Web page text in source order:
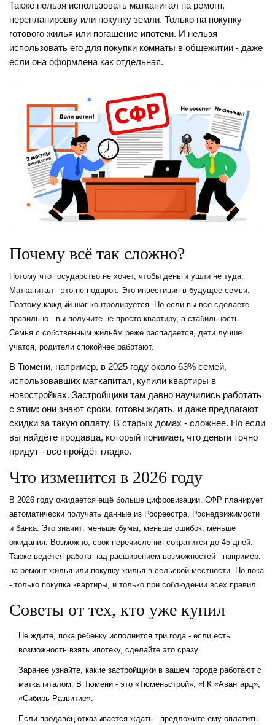
Также нельзя использовать маткапитал на ремонт,
перепланировку или покупку земли. Только на покупку
готового жилья или погашение ипотеки. И нельзя
использовать его для покупки комнаты в общежитии - даже
если она оформлена как отдельная.
Почему всё так сложно?
Потому что государство не хочет, чтобы деньги ушли не туда.
Маткапитал - это не подарок. Это инвестиция в будущее семьи.
Поэтому каждый шаг контролируется. Но если вы всё сделаете
правильно - вы получите не просто квартиру, а стабильность.
Семья с собственным жильём реже распадается, дети лучше
учатся, родители спокойнее работают.
В Тюмени, например, в 2025 году около 63% семей,
использовавших маткапитал, купили квартиры в
новостройках. Застройщики там давно научились работать
с этим: они знают сроки, готовы ждать, и даже предлагают
скидки за такую оплату. В старых домах - сложнее. Но если
вы найдёте продавца, который понимает, что деньги точно
придут - всё пройдёт гладко.
Что изменится в 2026 году
В 2026 году ожидается ещё больше цифровизации. СФР планирует
автоматически получать данные из Росреестра, Роснедвижимости
и банка. Это значит: меньше бумаг, меньше ошибок, меньше
ожидания. Возможно, срок перечисления сократится до 45 дней.
Также ведётся работа над расширением возможностей - например,
на ремонт жилья или покупку жилья в сельской местности. Но пока
- только покупка квартиры, и только при соблюдении всех правил.
Советы от тех, кто уже купил
Не ждите, пока ребёнку исполнится три года - если есть
возможность взять ипотеку, сделайте это сразу.
Заранее узнайте, какие застройщики в вашем городе работают с
маткапиталом. В Тюмени - это «Тюменьстрой», «ГК «Авангард»,
«Сибирь-Развитие».
Если продавец отказывается ждать - предложите ему оплатить